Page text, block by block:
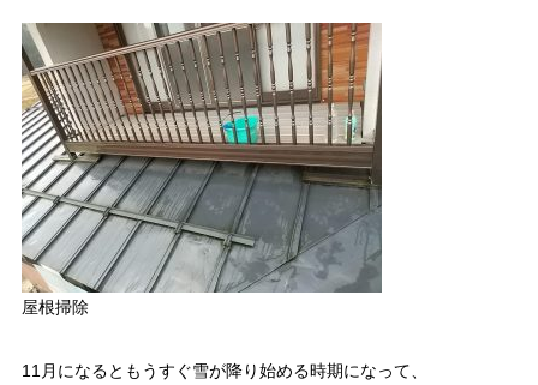
屋根掃除
11月になるともうすぐ雪が降り始める時期になって、